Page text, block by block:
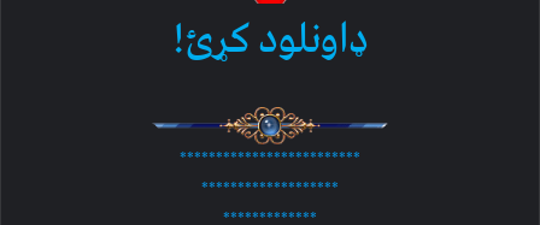
ډاونلود کړئ!
*************************
*******************
*************